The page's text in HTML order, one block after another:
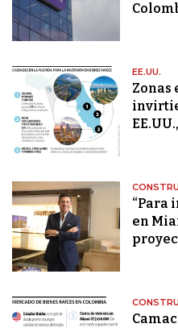
EE.UU.
Zonas
“Para
en